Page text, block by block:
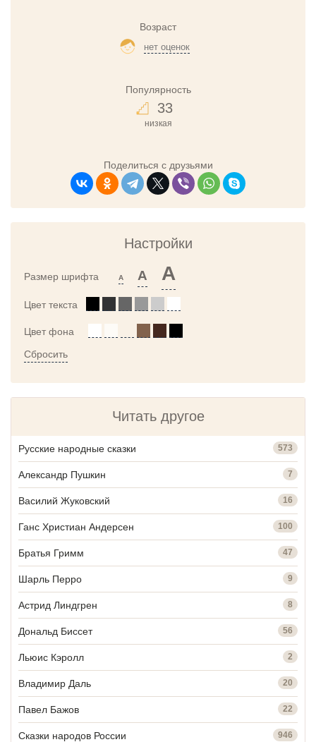
Возраст
нет оценок
Популярность
33
низкая
Поделиться с друзьями
Настройки
Размер шрифта A A A
Цвет текста
Цвет фона
Сбросить
Читать другое
Русские народные сказки 573
Александр Пушкин 7
Василий Жуковский 16
Ганс Христиан Андерсен 100
Братья Гримм 47
Шарль Перро 9
Астрид Линдгрен 8
Дональд Биссет 56
Льюис Кэролл 2
Владимир Даль 20
Павел Бажов 22
Сказки народов России 946